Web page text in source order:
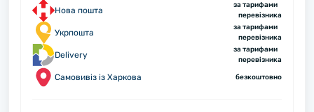
Нова пошта
за тарифами
перевізника
Укрпошта
за тарифами
перевізника
Delivery
за тарифами
перевізника
Самовивіз із Харкова безкоштовно